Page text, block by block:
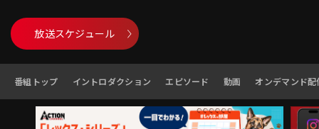
放送スケジュール
番組トップ イントロダクション エピソード 動画 オンデマンド配